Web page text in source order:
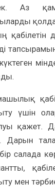
Аз
қабілетін
үшін
қажет.
Дарын
салада
мен